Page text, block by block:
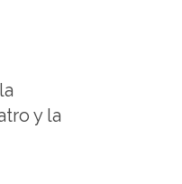
y la